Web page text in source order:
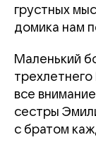
грустных
домика нам
Маленький
все
сестры
с братом